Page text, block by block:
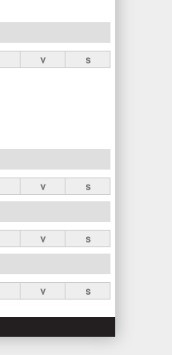
v s
v s
v s
v s